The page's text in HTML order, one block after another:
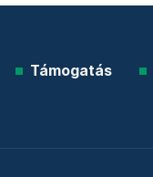
Támogatás